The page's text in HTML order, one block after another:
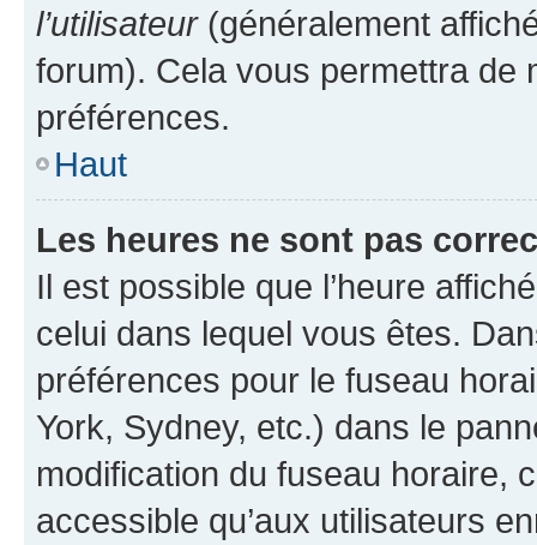
l’utilisateur(généralement
forum). Cela vous permettra de
préférences.
Haut
Les heures ne sont pas
Il est possible que l’heure
celui dans lequel vous êtes.
préférences pour le fuseau
York, Sydney, etc.) dans le
modification du fuseau horaire,
accessible qu’aux utilisateurs